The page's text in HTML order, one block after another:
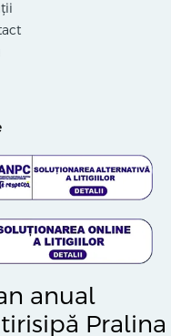
anual
Pralina